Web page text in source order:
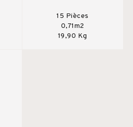
15 Pièces
0,71m2
19,90 Kg